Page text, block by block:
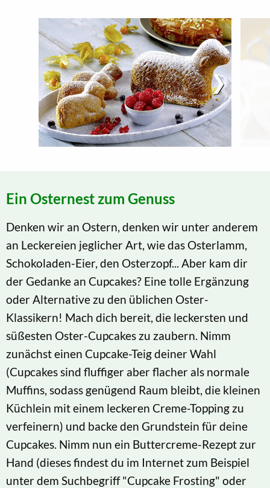
Ein Osternest zum Genuss
Denken wir an Ostern, denken wir unter anderem
an Leckereien jeglicher Art, wie das Osterlamm,
Schokoladen-Eier, den Osterzopf... Aber kam dir
der Gedanke an Cupcakes? Eine tolle Ergänzung
oder Alternative zu den üblichen Oster-
Klassikern! Mach dich bereit, die leckersten und
süßesten Oster-Cupcakes zu zaubern. Nimm
zunächst einen Cupcake-Teig deiner Wahl
(Cupcakes sind fluffiger aber flacher als normale
Muffins, sodass genügend Raum bleibt, die kleinen
Küchlein mit einem leckeren Creme-Topping zu
verfeinern) und backe den Grundstein für deine
Cupcakes. Nimm nun ein Buttercreme-Rezept zur
Hand (dieses findest du im Internet zum Beispiel
unter dem Suchbegriff "Cupcake Frosting" oder